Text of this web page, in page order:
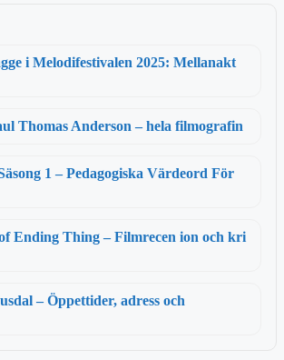
i Melodifestivalen 2025: Mellanakt
Thomas Anderson – hela filmografin
1 – Pedagogiska Värdeord För
Ending Thing – Filmrecen ion och kri
– Öppettider, adress och